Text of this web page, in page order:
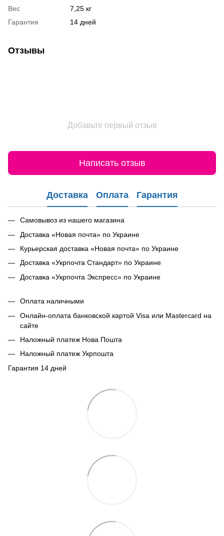
Вес
7,25 кг
Гарантия
14 дней
Отзывы
Добавьте первый отзыв
Написать отзыв
Доставка Оплата Гарантия
Самовывоз из нашего магазина
Доставка «Новая почта» по Украине
Курьерская доставка «Новая почта» по Украине
Доставка «Укрпочта Стандарт» по Украине
Доставка «Укрпочта Экспресс» по Украине
Оплата наличными
Онлайн-оплата банковской картой Visa или Mastercard на
сайте
Наложный платеж Нова Пошта
Наложный платеж Укрпошта
Гарантия 14 дней